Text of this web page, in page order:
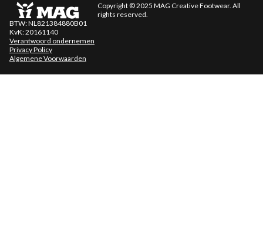
Copyright © 2025 MAG Creative Footwear. All
rights reserved.
BTW: NL821384880B01
KvK: 20161140
Verantwoord ondernemen
Privacy Policy
Algemene Voorwaarden